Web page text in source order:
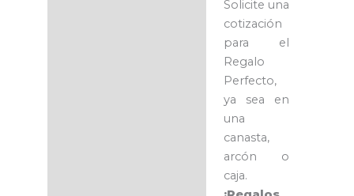
Solicite una
cotización
para el
Regalo
Perfecto,
ya sea en
una
canasta,
arcón o
caja.